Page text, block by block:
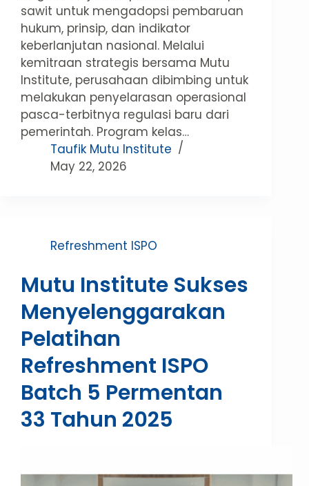
sawit untuk mengadopsi pembaruan
hukum, prinsip, dan indikator
keberlanjutan nasional. Melalui
kemitraan strategis bersama Mutu
Institute, perusahaan dibimbing untuk
melakukan penyelarasan operasional
pasca-terbitnya regulasi baru dari
pemerintah. Program kelas…
Taufik Mutu Institute
May 22, 2026
Refreshment ISPO
Mutu Institute Sukses
Menyelenggarakan
Pelatihan
Refreshment ISPO
Batch 5 Permentan
33 Tahun 2025